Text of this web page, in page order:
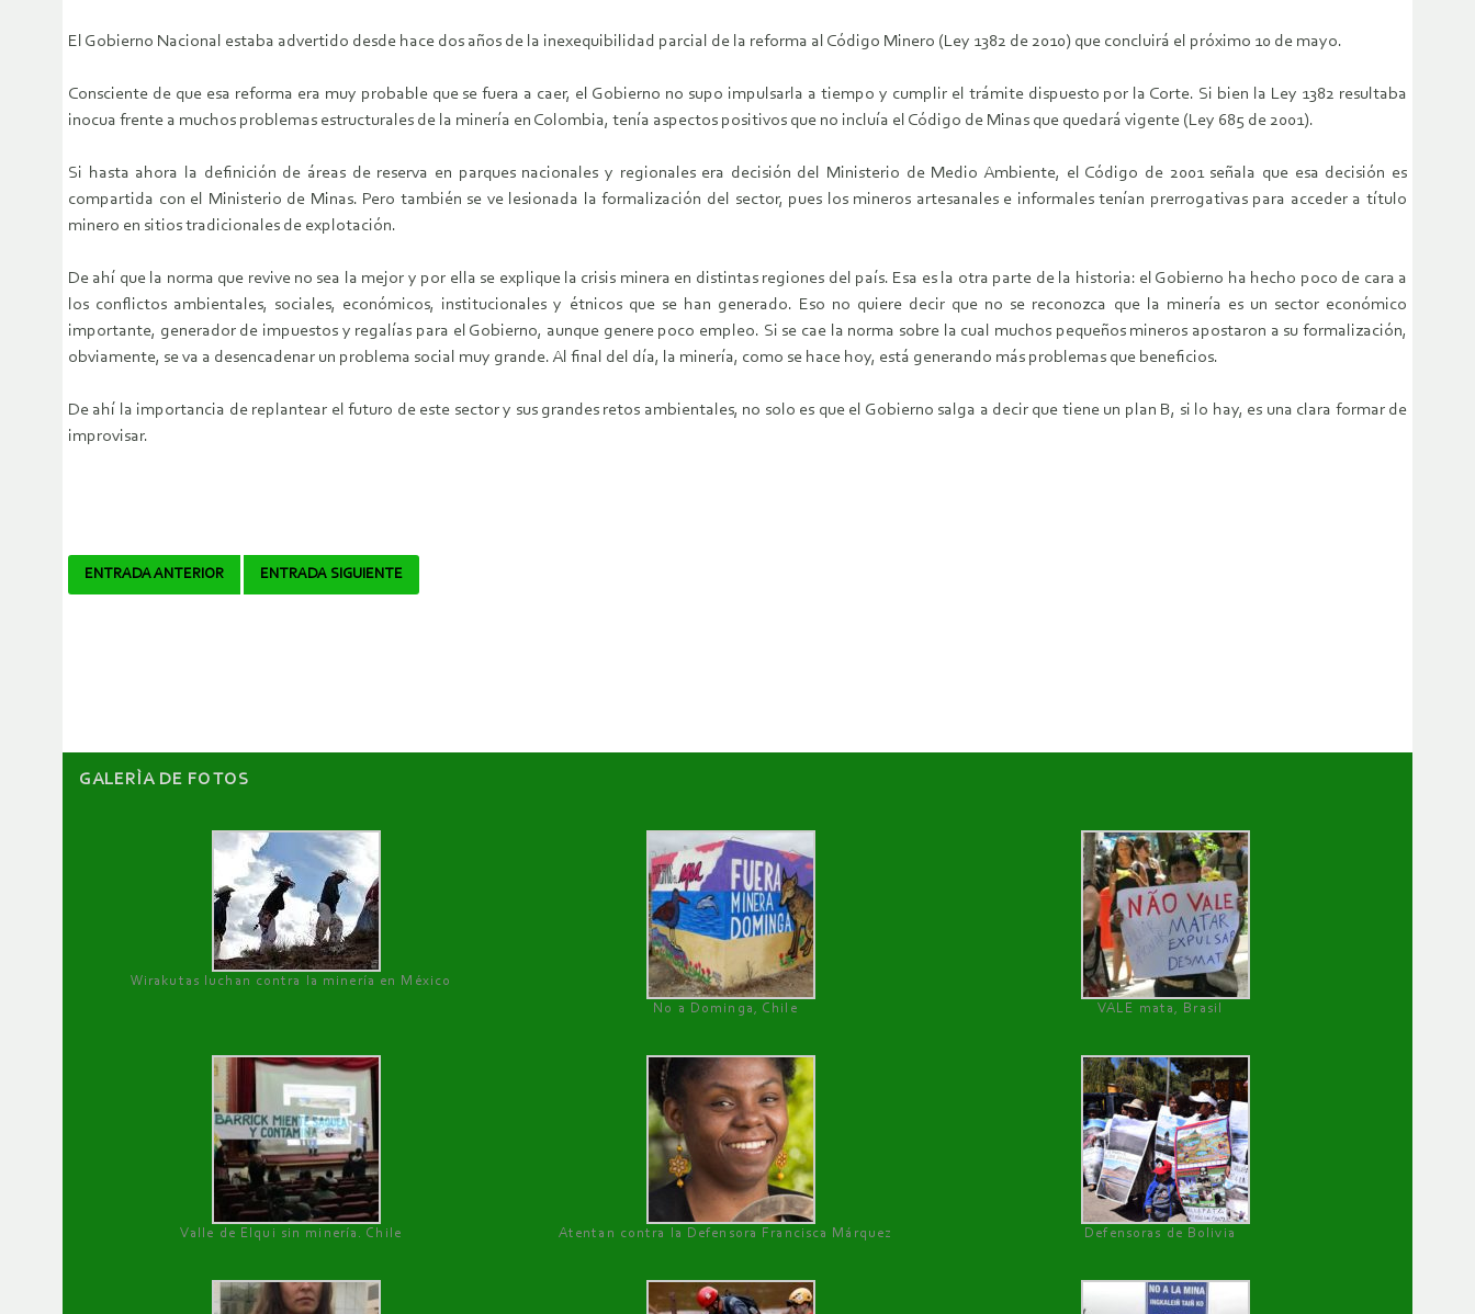
El Gobierno Nacional estaba advertido desde hace dos años de la inexequibilidad parcial de la reforma al Código Minero (Ley 1382 de 2010) que concluirá el próximo 10 de mayo.
Consciente de que esa reforma era muy probable que se fuera a caer, el Gobierno no supo impulsarla a tiempo y cumplir el trámite dispuesto por la Corte. Si bien la Ley 1382 resultaba
inocua frente a muchos problemas estructurales de la minería en Colombia, tenía aspectos positivos que no incluía el Código de Minas que quedará vigente (Ley 685 de 2001).
Si hasta ahora la definición de áreas de reserva en parques nacionales y regionales era decisión del Ministerio de Medio Ambiente, el Código de 2001 señala que esa decisión es
compartida con el Ministerio de Minas. Pero también se ve lesionada la formalización del sector, pues los mineros artesanales e informales tenían prerrogativas para acceder a título
minero en sitios tradicionales de explotación.
De ahí que la norma que revive no sea la mejor y por ella se explique la crisis minera en distintas regiones del país. Esa es la otra parte de la historia: el Gobierno ha hecho poco de cara a
los conflictos ambientales, sociales, económicos, institucionales y étnicos que se han generado. Eso no quiere decir que no se reconozca que la minería es un sector económico
importante, generador de impuestos y regalías para el Gobierno, aunque genere poco empleo. Si se cae la norma sobre la cual muchos pequeños mineros apostaron a su formalización,
obviamente, se va a desencadenar un problema social muy grande. Al final del día, la minería, como se hace hoy, está generando más problemas que beneficios.
De ahí la importancia de replantear el futuro de este sector y sus grandes retos ambientales, no solo es que el Gobierno salga a decir que tiene un plan B, si lo hay, es una clara formar de
improvisar.
Navegador
ENTRADA ANTERIOR ENTRADA SIGUIENTE
GALERÌA DE FOTOS
Wirakutas luchan contra la minería en México
No a Dominga, Chile
VALE mata, Brasil
Valle de Elqui sin minería. Chile Atentan contra la Defensora Francisca Márquez Defensoras de Bolivia